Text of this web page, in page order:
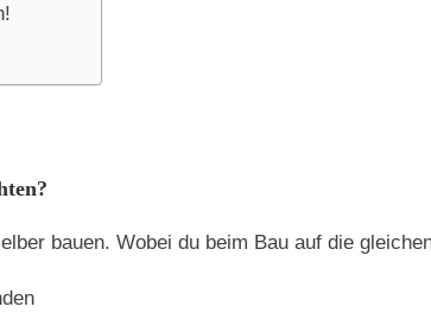
bauen. Wobei du beim Bau auf die